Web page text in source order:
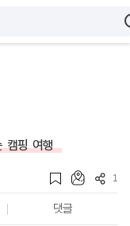
캠핑 여행
1
댓글